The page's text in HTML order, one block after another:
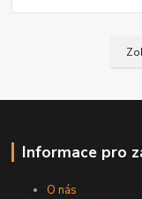
Informace pro
O nás